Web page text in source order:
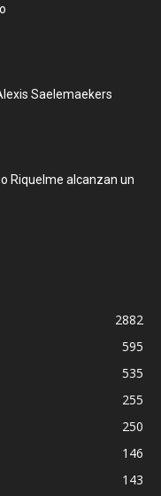
Saelemaekers
Riquelme alcanzan un
2882
595
535
255
250
146
143